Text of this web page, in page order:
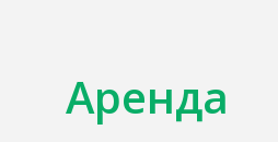
Аренда